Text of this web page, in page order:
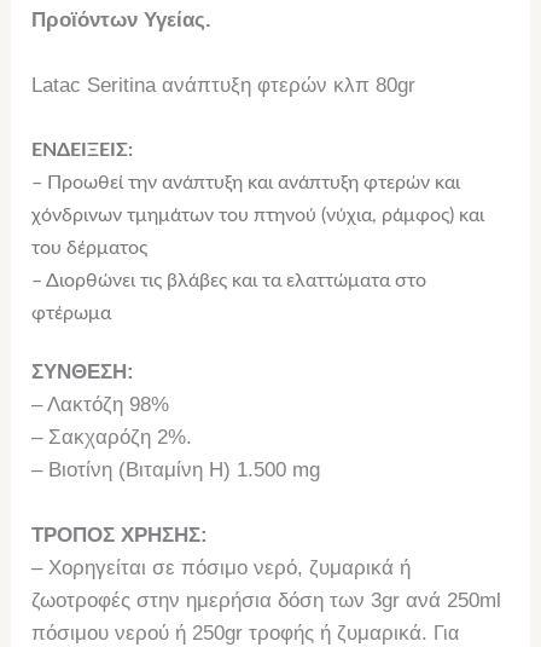
Προϊόντων Υγείας.
Latac Seritina ανάπτυξη φτερών κλπ 80gr
ΕΝΔΕΙΞΕΙΣ:
– Προωθεί την ανάπτυξη και ανάπτυξη φτερών και
χόνδρινων τμημάτων του πτηνού (νύχια, ράμφος) και
του δέρματος
– Διορθώνει τις βλάβες και τα ελαττώματα στο
φτέρωμα
ΣΥΝΘΕΣΗ:
– Λακτόζη 98%
– Σακχαρόζη 2%.
– Βιοτίνη (Βιταμίνη Η) 1.500 mg
ΤΡΟΠΟΣ ΧΡΗΣΗΣ:
– Χορηγείται σε πόσιμο νερό, ζυμαρικά ή
ζωοτροφές στην ημερήσια δόση των 3gr ανά 250ml
πόσιμου νερού ή 250gr τροφής ή ζυμαρικά. Για